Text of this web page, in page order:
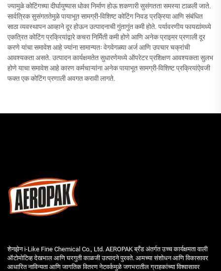
ज्यामुळे कोटिंगच्या दीर्घायुष्यास धोका निर्माण होऊ शकणारी सुसंगतता समस्या टाळली जाते.
सार्वत्रिक सुसंगततेमुळे पायाभूत सामग्री-विशिष्ट कोटिंग निवड प्रक्रिया आणि संबंधित
साठा व्यवस्थापन आव्हाने दूर होऊन उत्पादनाची गुंतागुंत कमी होते. पर्यावरणीय फायद्यांमध्ये
एकत्रित कोटिंग प्रक्रियांद्वारे कचरा निर्मिती कमी होणे आणि अनेक प्राइमर प्रणाली दूर
करणे यांचा समावेश आहे ज्यांना सामान्यतः वेगवेगळ्या अर्ज आणि उपचार चक्रांची
आवश्यकता असते. उत्पादन कार्यक्षमतेत सुधारणेमध्ये ऑपरेटर प्रशिक्षण आवश्यकता सुलभ
होणे याचा समावेश आहे कारण कर्मचाऱ्यांना अनेक पायाभूत सामग्री-विशिष्ट प्रक्रियांऐवजी
फक्त एक कोटिंग प्रणाली अवगत करावी लागते.
शेनझेन i-Like Fine Chemical Co., Ltd. AEROPAK ब्रँड अंतर्गत उच्च कार्यक्षमता वाली
ऑटोमोटिव्ह देखभाल आणि घरगुती काळजी उत्पादने पुरवते. आमच्या संशोधन आणि विकासावर
आधारित नाविन्यता आणि जागतिक वितरण नेटवर्कमुळे जगभरातील ग्राहकांच्या विश्वासावर